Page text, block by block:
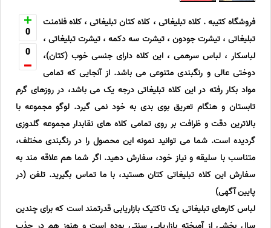
0
0
فروشگاه کتیبه . کلاه تبلیغاتی ، کلاه کتان تبلیغاتی ، کلاه فلامنت
تبلیغاتی ، تیشرت جودون ، تیشرت سه دکمه ، تیشرت تبلیغاتی ،
لباسکار ، لباس سرهمی ، این کلاه دارای جنسی خوب (کتان)،
دوختی عالی و رنگبندی متنوعی می باشد. از آنجایی که تمامی
مواد بکار رفته در این کلاه تبلیغاتی درجه یک می باشد، در روزهای گرم
تابستان و هنگام تعریق بوی بدی به خود نمی گیرد. لوگو مجموعه با
بالاترین دقت و ظرافت بر روی تمامی کلاه های نقابدار مجموعه گلدوزی
گردیده است. شما می توانید نمونه این محصول را در رنگبندی مختلف،
متناسب با سلیقه و نیاز خود، سفارش دهید. اگر شما هم علاقه مند به
سفارش این کلاه تبلیغاتی کتان هستید، با ما تماس بگیرید. تلفن (در
پایین آگهی)
لباس کارهای تبلیغاتی یک تاکتیک بازاریابی قدرتمند است که برای چندین